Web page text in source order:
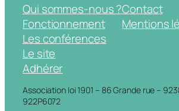
Qui sommes-nous ?
Fonctionnement
Les conférences
Le site
Adhérer
Contact
Mentions
Association loi 1901 – 86 Grande rue –
922P6072